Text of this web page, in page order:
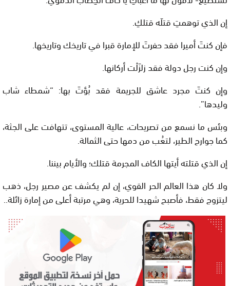
إن الذي توهمتِ قتلَه قتلكِ.
فإن كنتَ أميرا فقد حفرتَ للإمارة قبرا في تاريخك وتاريخها.
وإن كنت رجل دولة فقد زلزَلْت أركانها.
وإن كنتَ مجرد عاشق للجريمة فقد بُؤتَ بها: “شمطاء شاب
وليدها”.
وبئس ما نسمع من تصريحات، عالية المستوى، تتهافت على الجثة،
كما جوارح الطير، لتعُب من دمها حتى الثمالة.
إن الذي قتلته أيتها الكاف المجرمة قتلك؛ والأيام بيننا.
ولا كان هذا العالم الحر القوي، إن لم يكشف عن مصير رجل، ذهب
ليتزوج فقط، فأصبح شهيدا للحرية، وهي مرتبة أعلى من إمارة زائلة..